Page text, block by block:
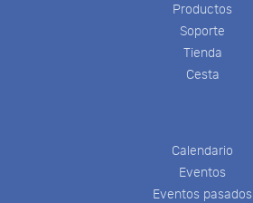
Productos
Soporte
Tienda
Cesta
Calendario
Eventos
Eventos pasados